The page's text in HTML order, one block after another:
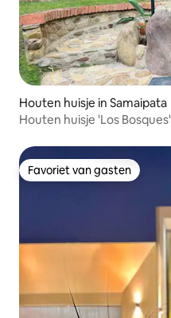
Houten huisje in Samaipata
Houten huisje 'Los Bosques'
Favoriet van gasten
Favoriet van gasten